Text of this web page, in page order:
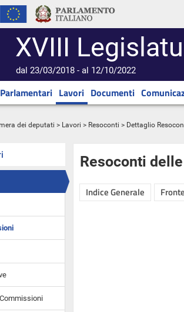
XVIII
dal 23/03/2018 - al 12/10/2022
Lavori Documenti
dei deputati > Lavori > Resoconti > Dettaglio
Resoconti
Indice Generale